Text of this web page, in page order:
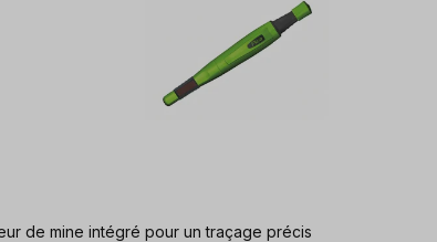
de mine intégré pour un traçage précis